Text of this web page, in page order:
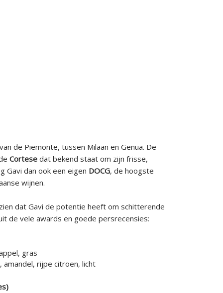
de Piëmonte, tussen Milaan en Genua. De
Cortese dat bekend staat om zijn frisse,
Gavi dan ook een eigen DOCG, de hoogste
wijnen.
dat Gavi de potentie heeft om schitterende
de vele awards en goede persrecensies:
gras
rijpe citroen, licht